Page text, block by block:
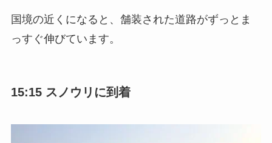
国境の近くになると、舗装された道路がずっとま
っすぐ伸びています。
15:15 スノウリに到着